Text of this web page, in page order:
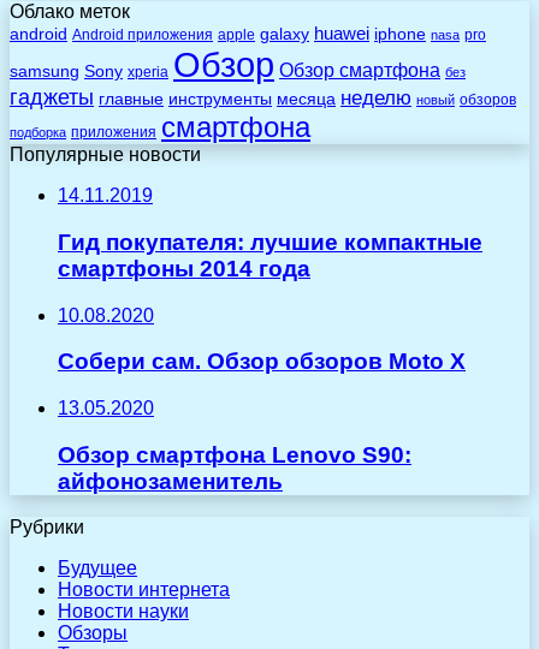
Облако меток
android Android приложения apple galaxy huawei iphone nasa pro
samsung Sony xperia Обзор Обзор смартфона без
гаджеты главные инструменты месяца неделю новый обзоров
подборка приложения смартфона
Популярные новости
14.11.2019
Гид покупателя: лучшие компактные
смартфоны 2014 года
10.08.2020
Собери сам. Обзор обзоров Moto X
13.05.2020
Обзор смартфона Lenovo S90:
айфонозаменитель
Рубрики
Будущее
Новости интернета
Новости науки
Обзоры